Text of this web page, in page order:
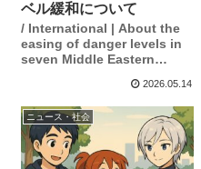
ベル緩和について
/ International | About the
easing of danger levels in
seven Middle Eastern
2026.05.14
ニュース・社会